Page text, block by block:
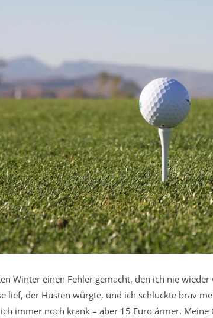
Winter einen Fehler gemacht, den ich nie
lief, der Husten würgte, und ich schluckte brav
immer noch krank – aber 15 Euro ärmer.